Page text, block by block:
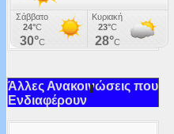
Άλλες Ανακοινώσεις που
Ενδιαφέρουν